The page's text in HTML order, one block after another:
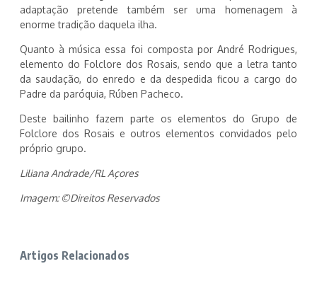
adaptação pretende também ser uma homenagem à
enorme tradição daquela ilha.
Quanto à música essa foi composta por André Rodrigues,
elemento do Folclore dos Rosais, sendo que a letra tanto
da saudação, do enredo e da despedida ficou a cargo do
Padre da paróquia, Rúben Pacheco.
Deste bailinho fazem parte os elementos do Grupo de
Folclore dos Rosais e outros elementos convidados pelo
próprio grupo.
Liliana Andrade/RL Açores
Imagem: ©Direitos Reservados
Artigos Relacionados